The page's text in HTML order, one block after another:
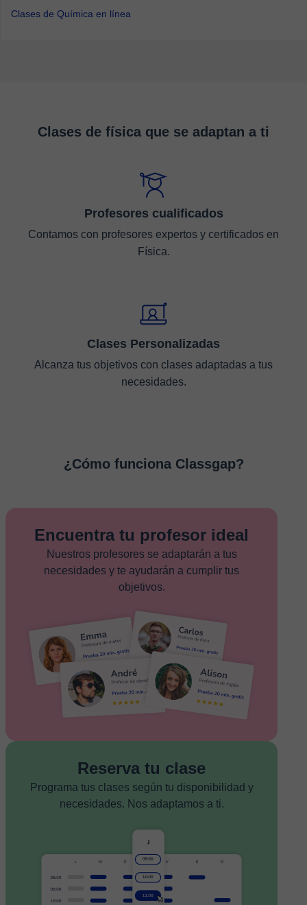
Clases de Química en línea
Clases de física que se adaptan a ti
Profesores cualificados
Contamos con profesores expertos y certificados en
Física.
Clases Personalizadas
Alcanza tus objetivos con clases adaptadas a tus
necesidades.
¿Cómo funciona Classgap?
Encuentra tu profesor ideal
Nuestros profesores se adaptarán a tus
necesidades y te ayudarán a cumplir tus
objetivos.
Reserva tu clase
Programa tus clases según tu disponibilidad y
necesidades. Nos adaptamos a ti.